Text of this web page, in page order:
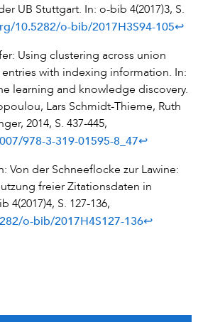
UB Stuttgart. In: o-bib 4(2017)3, S.
10.5282/o-bib/2017H3S94-105↩
Using clustering across union
with indexing information. In:
learning and knowledge discovery.
Lars Schmidt-Thieme, Ruth
2014, S. 437-445,
978-3-319-01595-8_47↩
Von der Schneeflocke zur Lawine:
freier Zitationsdaten in
S. 127-136,
o-bib/2017H4S127-136↩